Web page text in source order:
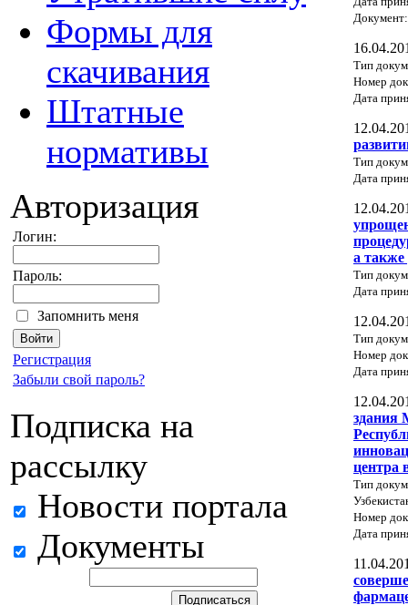
Формы для
скачивания
Штатные
нормативы
Авторизация
Логин:
Пароль:
Запомнить меня
Регистрация
Забыли свой пароль?
Подписка на
рассылку
Новости портала
Документы
Тип
Номер
Дата
Тип
Дата
а также
Тип
Дата
Тип
Номер
Дата
здания
центра
Тип
Номер
Дата